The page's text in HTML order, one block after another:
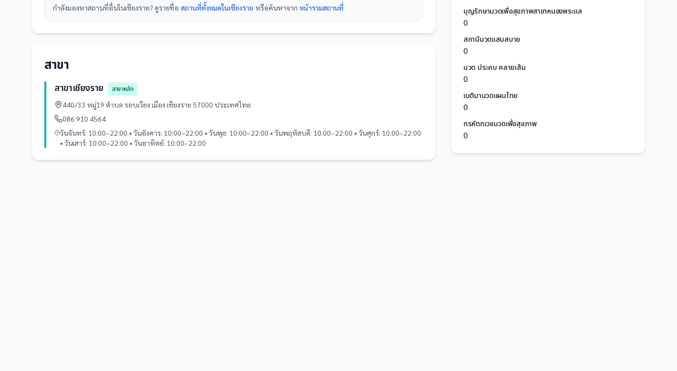
กำลังมองหาสถานที่อื่นในเชียงราย? ดูรายชื่อ สถานที่ทั้งหมดในเชียงราย หรือค้นหาจาก หน้ารวมสถานที่
สาขา
สาขาเชียงราย
สาขาหลัก
440/33 หมู่19 ตำบล รอบเวียง เมือง เชียงราย 57000 ประเทศไทย
086 910 4564
วันจันทร์: 10:00–22:00 • วันอังคาร: 10:00–22:00 • วันพุธ: 10:00–22:00 • วันพฤหัสบดี: 10:00–22:00 • วันศุกร์: 10:00–22:00
• วันเสาร์: 10:00–22:00 • วันอาทิตย์: 10:00–22:00
บุญรักษานวดเพื่อสุขภาพสาขาหนองพระแล
0
สถานีนวดแสนสบาย
0
นวด ประคบ คลายเส้น
0
เนติมานวดแผนไทย
0
กรหัตถเวชนวดเพื่อสุขภาพ
0